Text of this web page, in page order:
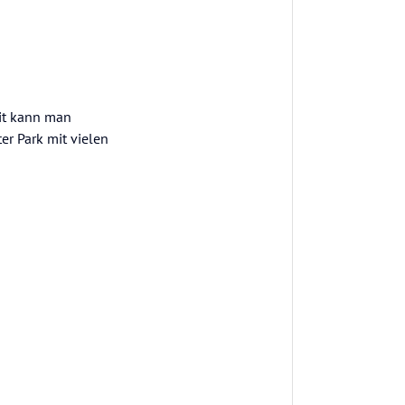
kann man
Park mit vielen